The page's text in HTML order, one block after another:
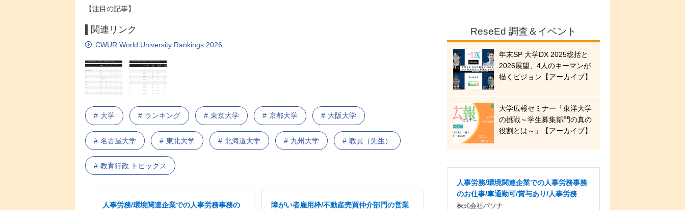
【注目の記事】
関連リンク
CWUR World University Rankings 2026
大学 ランキング 東京大学 京都大学 大阪大学
名古屋大学 東北大学 北海道大学 九州大学 教員（先生）
教育行政 トピックス
人事労務/環境関連企業での人事労務事務の
障がい者雇用枠/不動産売買仲介部門の営業
ReseEd 調査＆イベント
年末SP 大学DX 2025総括と
2026展望、4人のキーマンが
描くビジョン【アーカイブ】
大学広報セミナー「東洋大学
の挑戦～学生募集部門の真の
役割とは～」【アーカイブ】
人事労務/環境関連企業での人事労務事務
のお仕事/車通勤可/賞与あり/人事労務
株式会社パソナ